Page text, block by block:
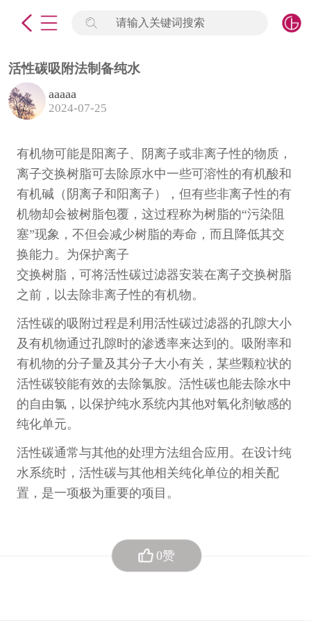
请输入关键词搜索
活性碳吸附法制备纯水
aaaaa
2024-07-25
有机物可能是阳离子、阴离子或非离子性的物质，
离子交换树脂可去除原水中一些可溶性的有机酸和
有机碱（阴离子和阳离子），但有些非离子性的有
机物却会被树脂包覆，这过程称为树脂的“污染阻
塞”现象，不但会减少树脂的寿命，而且降低其交
换能力。为保护离子
交换树脂，可将活性碳过滤器安装在离子交换树脂
之前，以去除非离子性的有机物。
活性碳的吸附过程是利用活性碳过滤器的孔隙大小
及有机物通过孔隙时的渗透率来达到的。吸附率和
有机物的分子量及其分子大小有关，某些颗粒状的
活性碳较能有效的去除氯胺。活性碳也能去除水中
的自由氯，以保护纯水系统内其他对氧化剂敏感的
纯化单元。
活性碳通常与其他的处理方法组合应用。在设计纯
水系统时，活性碳与其他相关纯化单位的相关配
置，是一项极为重要的项目。
0赞
标准物质
计量仪器
微生物检测/质控品
定制标物
定制仪器
计量课堂
新闻资讯
知识交流
公司主页
购物车
会员中心